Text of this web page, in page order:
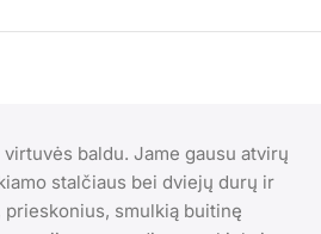
baldu. Jame gausu atvirų
stalčiaus bei dviejų durų ir
smulkią buitinę